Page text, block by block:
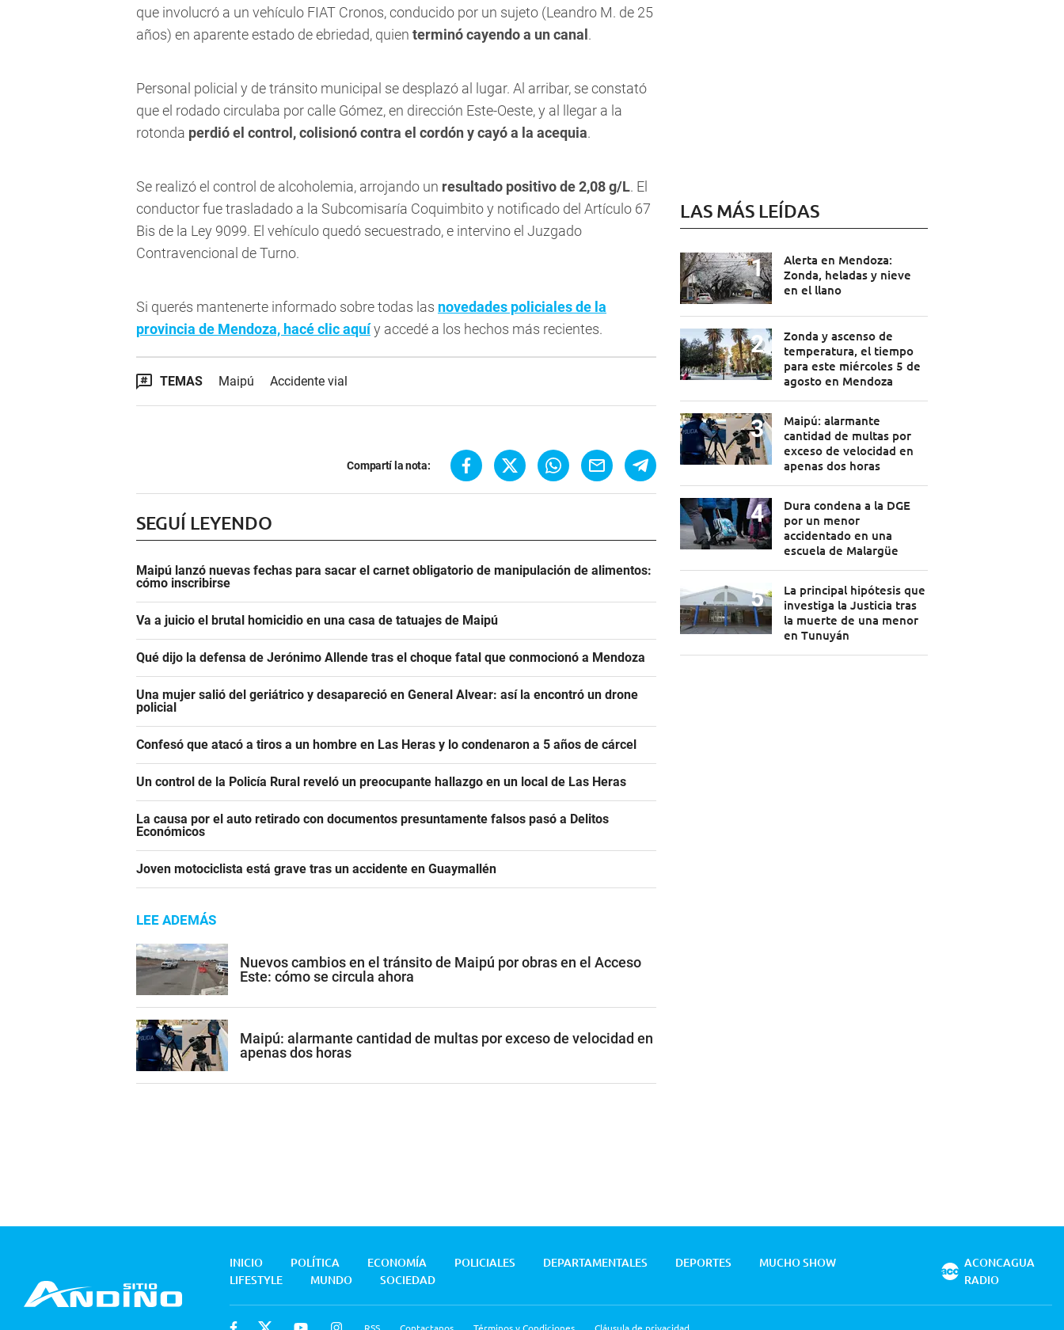
que involucró a un vehículo FIAT Cronos, conducido por un sujeto (Leandro M. de 25
años) en aparente estado de ebriedad, quien terminó cayendo a un canal .
Personal policial y de tránsito municipal se desplazó al lugar. Al arribar, se constató
que el rodado circulaba por calle Gómez, en dirección Este-Oeste, y al llegar a la
rotonda perdió el control, colisionó contra el cordón y cayó a la acequia.
Se realizó el control de alcoholemia, arrojando un resultado positivo de 2,08 g/L. El
conductor fue trasladado a la Subcomisaría Coquimbito y notificado del Artículo 67
Bis de la Ley 9099. El vehículo quedó secuestrado, e intervino el Juzgado
Contravencional de Turno.
Si querés mantenerte informado sobre todas las novedades policiales de la
provincia de Mendoza, hacé clic aquíy accedé a los hechos más recientes.
TEMAS Maipú Accidente vial
Compartí la nota:
SEGUÍ LEYENDO
Maipú lanzó nuevas fechas para sacar el carnet obligatorio de manipulación de alimentos:
cómo inscribirse
Va a juicio el brutal homicidio en una casa de tatuajes de Maipú
Qué dijo la defensa de Jerónimo Allende tras el choque fatal que conmocionó a Mendoza
Una mujer salió del geriátrico y desapareció en General Alvear: así la encontró un drone
policial
Confesó que atacó a tiros a un hombre en Las Heras y lo condenaron a 5 años de cárcel
Un control de la Policía Rural reveló un preocupante hallazgo en un local de Las Heras
La causa por el auto retirado con documentos presuntamente falsos pasó a Delitos
Económicos
Joven motociclista está grave tras un accidente en Guaymallén
LEE ADEMÁS
Nuevos cambios en el tránsito de Maipú por obras en el Acceso
Este: cómo se circula ahora
Maipú: alarmante cantidad de multas por exceso de velocidad en
apenas dos horas
LAS MÁS LEÍDAS
Alerta en Mendoza:
Zonda, heladas y nieve
en el llano
Zonda y ascenso de
temperatura, el tiempo
para este miércoles 5 de
agosto en Mendoza
Maipú: alarmante
cantidad de multas por
exceso de velocidad en
apenas dos horas
Dura condena a la DGE
por un menor
accidentado en una
escuela de Malargüe
La principal hipótesis que
investiga la Justicia tras
la muerte de una menor
en Tunuyán
INICIO POLÍTICA ECONOMÍA POLICIALES DEPARTAMENTALES DEPORTES
MUCHO SHOW
LIFESTYLE
MUNDO SOCIEDAD
ACONCAGUA
RADIO